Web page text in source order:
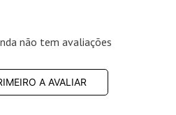
não tem avaliações
A AVALIAR